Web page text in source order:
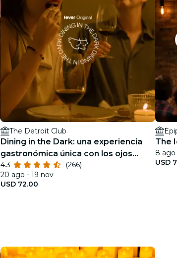
The Detroit Club
Dining in the Dark: una experiencia
gastronómica única con los ojos
vendados en el Detroit Club
4.3
(266)
20 ago - 19 nov
USD 72.00
The
8
USD